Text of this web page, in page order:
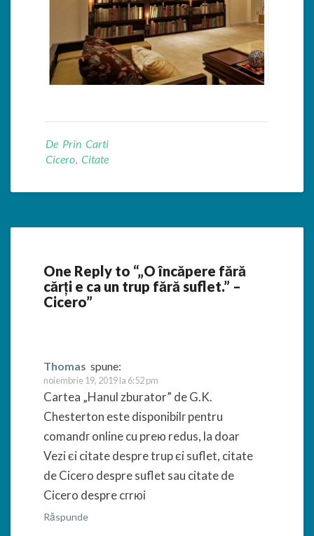
De Prin Carti
Cicero, Citate
One Reply to “„O încăpere fără
cărţi e ca un trup fără suflet.” –
Cicero”
Thomas spune:
noiembrie 19, 2019 la 6:52 pm
Cartea „Hanul zburator” de G.K.
Chesterton este disponibilг pentru
comandг online cu preю redus, la doar
Vezi єi citate despre trup єi suflet, citate
de Cicero despre suflet sau citate de
Cicero despre cгrюi
Răspunde